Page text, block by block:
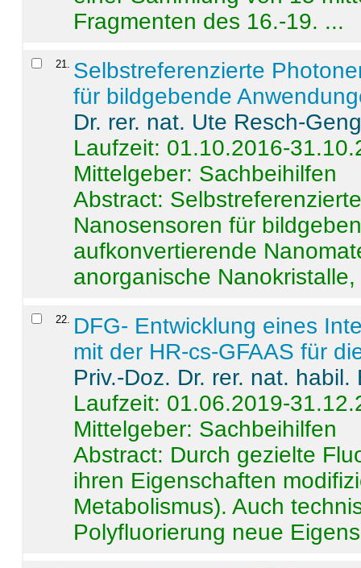
Fragmenten des 16.-19. ...
21
Selbstreferenzierte
für bildgebende
Dr. rer. nat. Ute Resch-
Laufzeit: 01.10.2016-
Mittelgeber: Sachbeihilfen
Abstract:
Nanosensoren für
aufkonvertierende
anorganische
22
DFG- Entwicklung eines
mit der HR-cs-GFAAS für
Priv.-Doz. Dr. rer. nat.
Laufzeit: 01.06.2019-
Mittelgeber: Sachbeihilfen
Abstract: Durch gezielte
ihren Eigenschaften
Metabolismus). Auch
Polyfluorierung neue